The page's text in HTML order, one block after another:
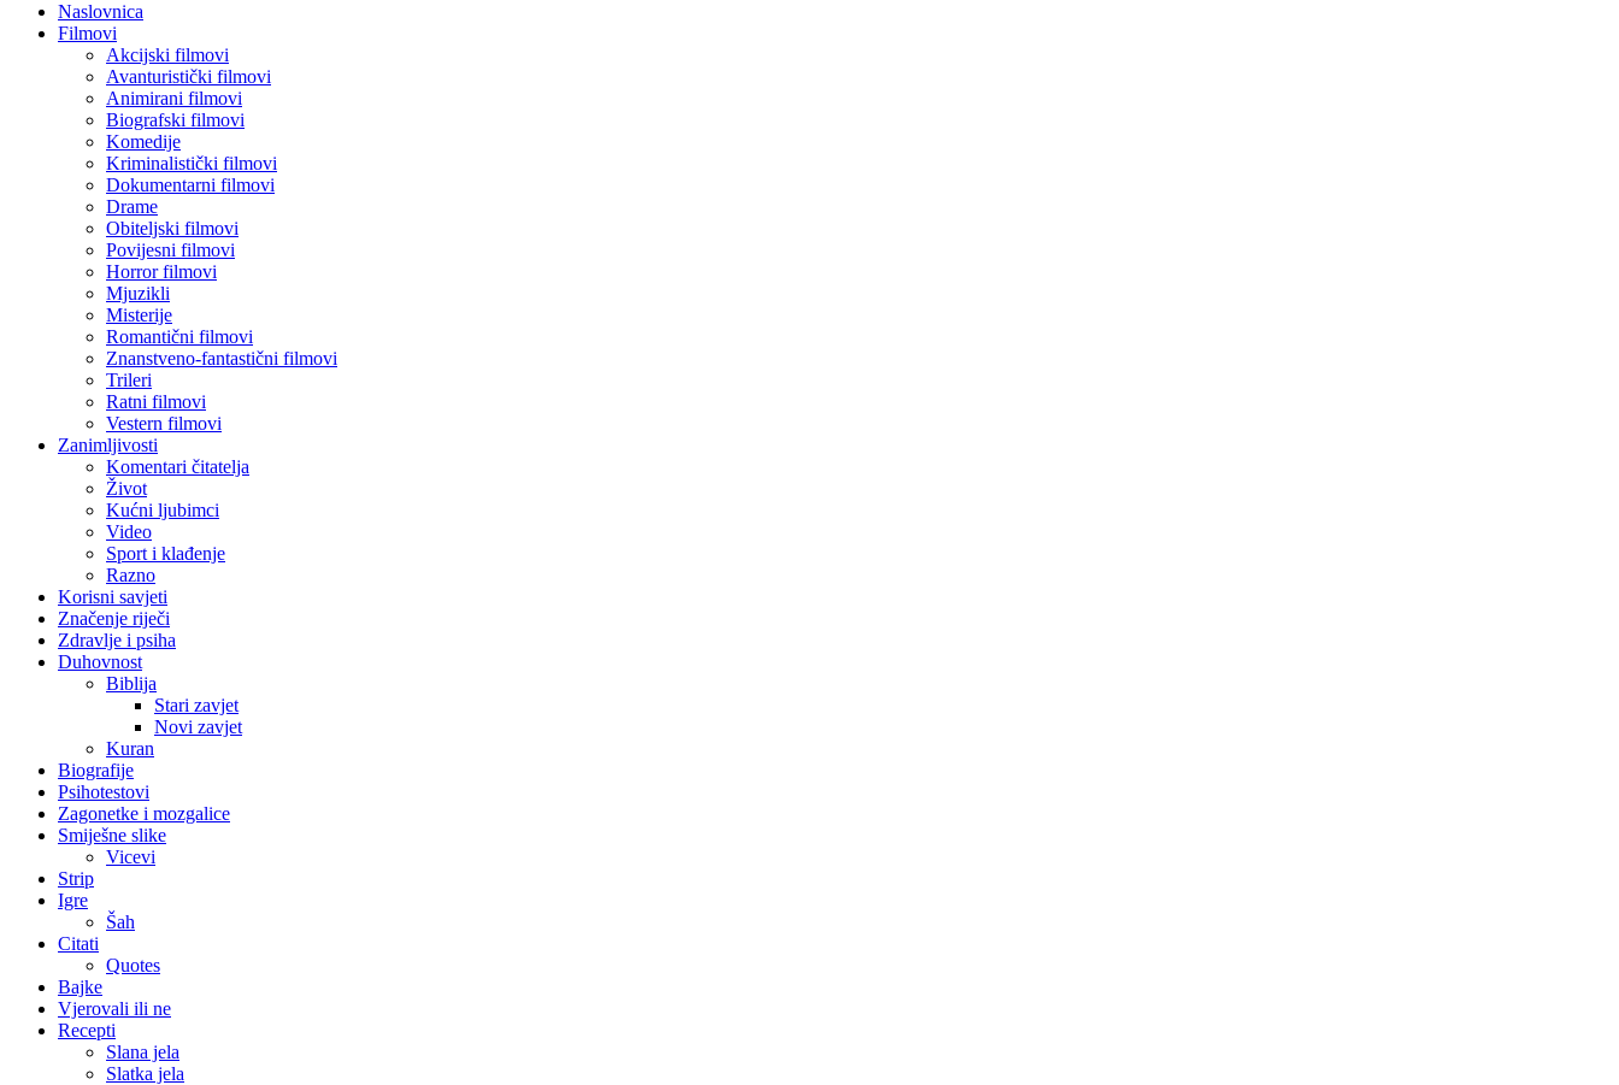
Naslovnica
Filmovi
Akcijski filmovi
Avanturistički filmovi
Animirani filmovi
Biografski filmovi
Komedije
Kriminalistički filmovi
Dokumentarni filmovi
Drame
Obiteljski filmovi
Povijesni filmovi
Horror filmovi
Mjuzikli
Misterije
Romantični filmovi
Znanstveno-fantastični filmovi
Trileri
Ratni filmovi
Vestern filmovi
Zanimljivosti
Komentari čitatelja
Život
Kućni ljubimci
Video
Sport i klađenje
Razno
Korisni savjeti
Značenje riječi
Zdravlje i psiha
Duhovnost
Biblija
Stari zavjet
Novi zavjet
Kuran
Biografije
Psihotestovi
Zagonetke i mozgalice
Smiješne slike
Vicevi
Strip
Igre
Šah
Citati
Quotes
Bajke
Vjerovali ili ne
Recepti
Slana jela
Slatka jela